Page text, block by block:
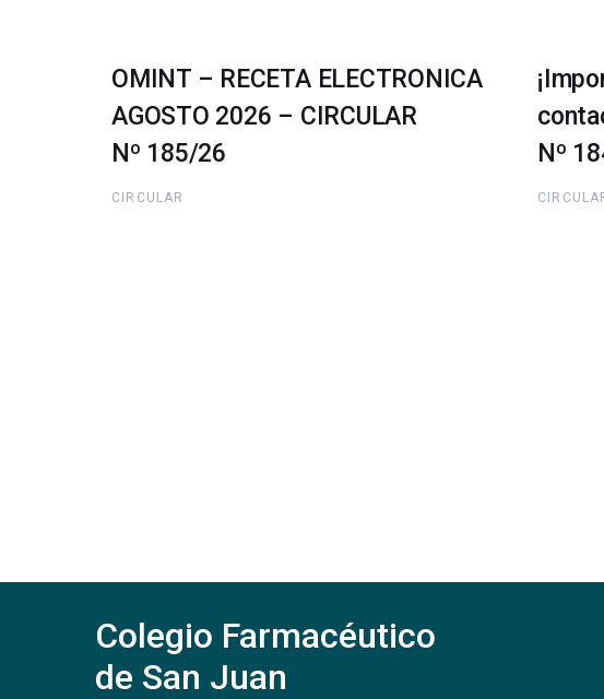
OMINT – RECETA ELECTRONICA
AGOSTO 2026 – CIRCULAR
Nº 185/26
CIRCULAR
Nº
Colegio Farmacéutico
de San Juan